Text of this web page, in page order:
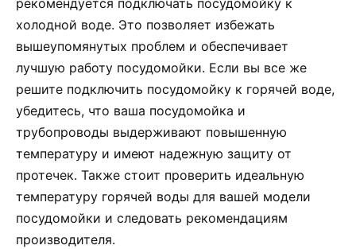
рекомендуется подключать посудомойку к
холодной воде. Это позволяет избежать
вышеупомянутых проблем и обеспечивает
лучшую работу посудомойки. Если вы все же
решите подключить посудомойку к горячей воде,
убедитесь, что ваша посудомойка и
трубопроводы выдерживают повышенную
температуру и имеют надежную защиту от
протечек. Также стоит проверить идеальную
температуру горячей воды для вашей модели
посудомойки и следовать рекомендациям
производителя.